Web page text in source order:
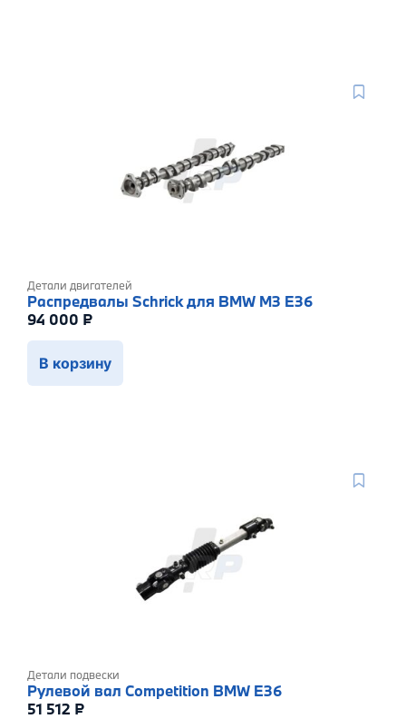
Детали двигателей
Распредвалы Schrick для BMW M3 E36
94 000 ₽
В корзину
Детали подвески
Рулевой вал Competition BMW E36
51 512 ₽